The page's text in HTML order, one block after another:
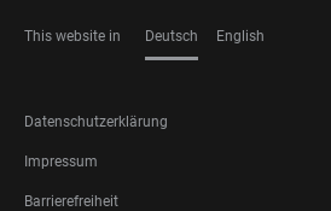
This website in Deutsch English
FOOTER
LEGAL
Datenschutzerklärung
Impressum
Barrierefreiheit